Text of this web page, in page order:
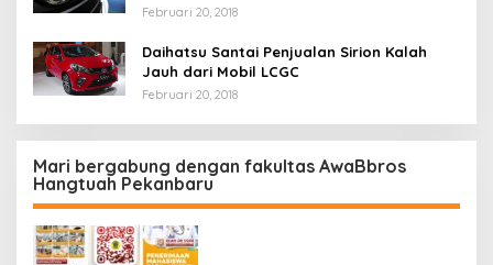
Februari 20, 2018
Daihatsu Santai Penjualan Sirion Kalah
Jauh dari Mobil LCGC
Februari 20, 2018
Mari bergabung dengan fakultas AwaBbros
Hangtuah Pekanbaru